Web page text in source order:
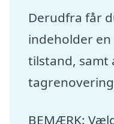
Derudfra får
indeholder
tilstand, samt
BEMÆRK: